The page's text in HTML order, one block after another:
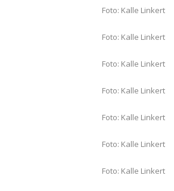
Foto: Kalle Linkert
Foto: Kalle Linkert
Foto: Kalle Linkert
Foto: Kalle Linkert
Foto: Kalle Linkert
Foto: Kalle Linkert
Foto: Kalle Linkert